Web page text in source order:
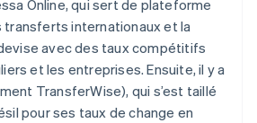
Online, qui sert de plateforme
transferts internationaux et la
avec des taux compétitifs
et les entreprises. Ensuite, il y a
TransferWise), qui s’est taillé
pour ses taux de change en